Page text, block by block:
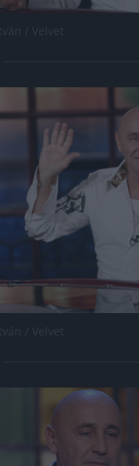
Jön még kép!
Jön még kép!